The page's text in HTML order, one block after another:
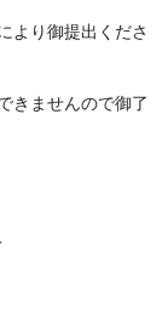
より御提出くださ
きませんので御了